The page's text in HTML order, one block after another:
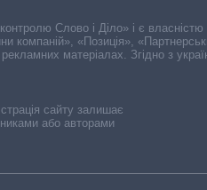
сайту залишає
або авторами
Слово і Діло» і є
компаній», «Позиція»,
матеріалах. Згідно з